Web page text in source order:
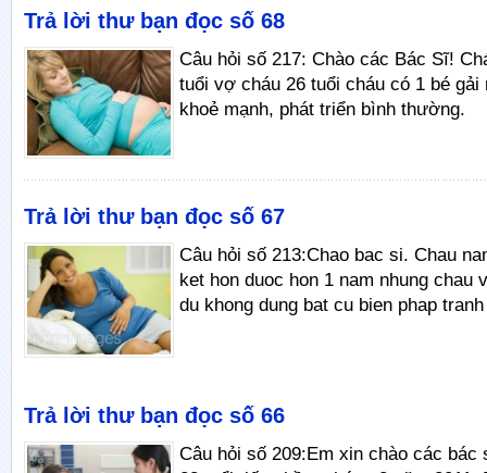
Trả lời thư bạn đọc số 68
Câu hỏi số 217: Chào các Bác Sĩ!
tuổi vợ cháu 26 tuổi cháu có 1 bé gải
khoẻ mạnh, phát triển bình thường.
Trả lời thư bạn đọc số 67
Câu hỏi số 213:Chao bac si. Chau
ket hon duoc hon 1 nam nhung chau
du khong dung bat cu bien phap
Trả lời thư bạn đọc số 66
Câu hỏi số 209:Em xin chào các bác